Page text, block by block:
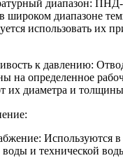
диапазон:
в широком диапазоне
использовать их
к давлению:
на определенное
их диаметра и
Используются в
воды и технической